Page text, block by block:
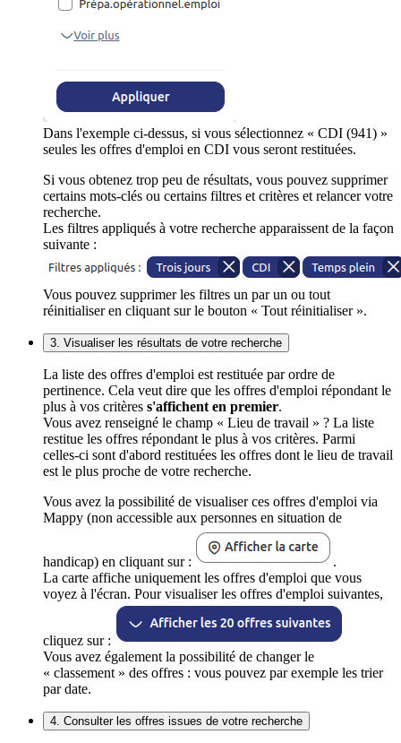
Dans l'exemple ci-dessus, si vous sélectionnez « CDI (941) »
seules les offres d'emploi en CDI vous seront restituées.
Si vous obtenez trop peu de résultats, vous pouvez supprimer
certains mots-clés ou certains filtres et critères et relancer votre
recherche.
Les filtres appliqués à votre recherche apparaissent de la façon
suivante :
Vous pouvez supprimer les filtres un par un ou tout
réinitialiser en cliquant sur le bouton « Tout réinitialiser ».
3. Visualiser les résultats de votre recherche
La liste des offres d'emploi est restituée par ordre de
pertinence. Cela veut dire que les offres d'emploi répondant le
plus à vos critères s'affichent en premier.
Vous avez renseigné le champ « Lieu de travail » ? La liste
restitue les offres répondant le plus à vos critères. Parmi
celles-ci sont d'abord restituées les offres dont le lieu de travail
est le plus proche de votre recherche.
Vous avez la possibilité de visualiser ces offres d'emploi via
Mappy (non accessible aux personnes en situation de
handicap) en cliquant sur :
.
La carte affiche uniquement les offres d'emploi que vous
voyez à l'écran. Pour visualiser les offres d'emploi suivantes,
cliquez sur :
Vous avez également la possibilité de changer le
« classement » des offres : vous pouvez par exemple les trier
par date.
4. Consulter les offres issues de votre recherche